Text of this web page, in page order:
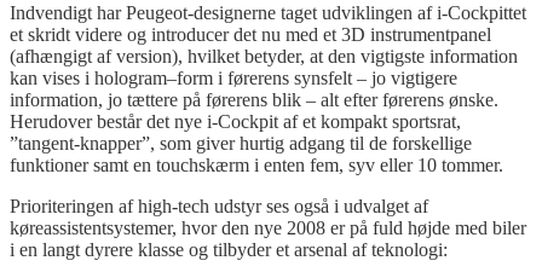
Indvendigt har Peugeot-designerne taget udviklingen af i-Cockpittet
et skridt videre og introducer det nu med et 3D instrumentpanel
(afhængigt af version), hvilket betyder, at den vigtigste information
kan vises i hologram–form i førerens synsfelt – jo vigtigere
information, jo tættere på førerens blik – alt efter førerens ønske.
Herudover består det nye i-Cockpit af et kompakt sportsrat,
”tangent-knapper”, som giver hurtig adgang til de forskellige
funktioner samt en touchskærm i enten fem, syv eller 10 tommer.
Prioriteringen afhigh-tech udstyr ses også i udvalget af
køreassistentsystemer, hvor den nye 2008 er på fuld højde med biler
i en langt dyrere klasse og tilbyder et arsenal af teknologi: